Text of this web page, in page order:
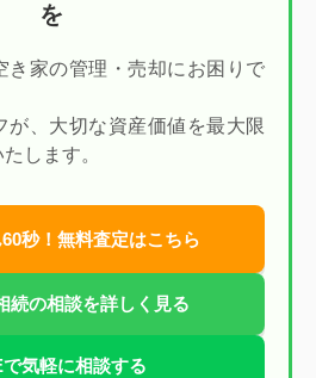
を
き家の管理・売却にお困りで
が、大切な資産価値を最大限
します。
秒！無料査定はこちら
続の相談を詳しく見る
気軽に相談する